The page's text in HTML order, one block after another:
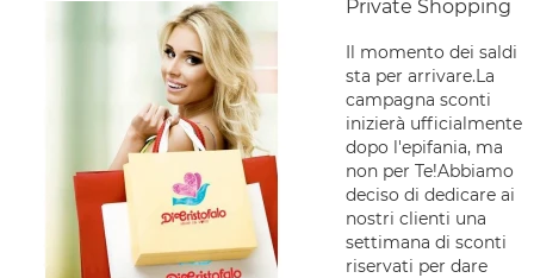
Private Shopping
Il momento dei saldi
sta per arrivare.La
campagna sconti
inizierà ufficialmente
dopo l'epifania, ma
non per Te!Abbiamo
deciso di dedicare ai
nostri clienti una
settimana di sconti
riservati per dare